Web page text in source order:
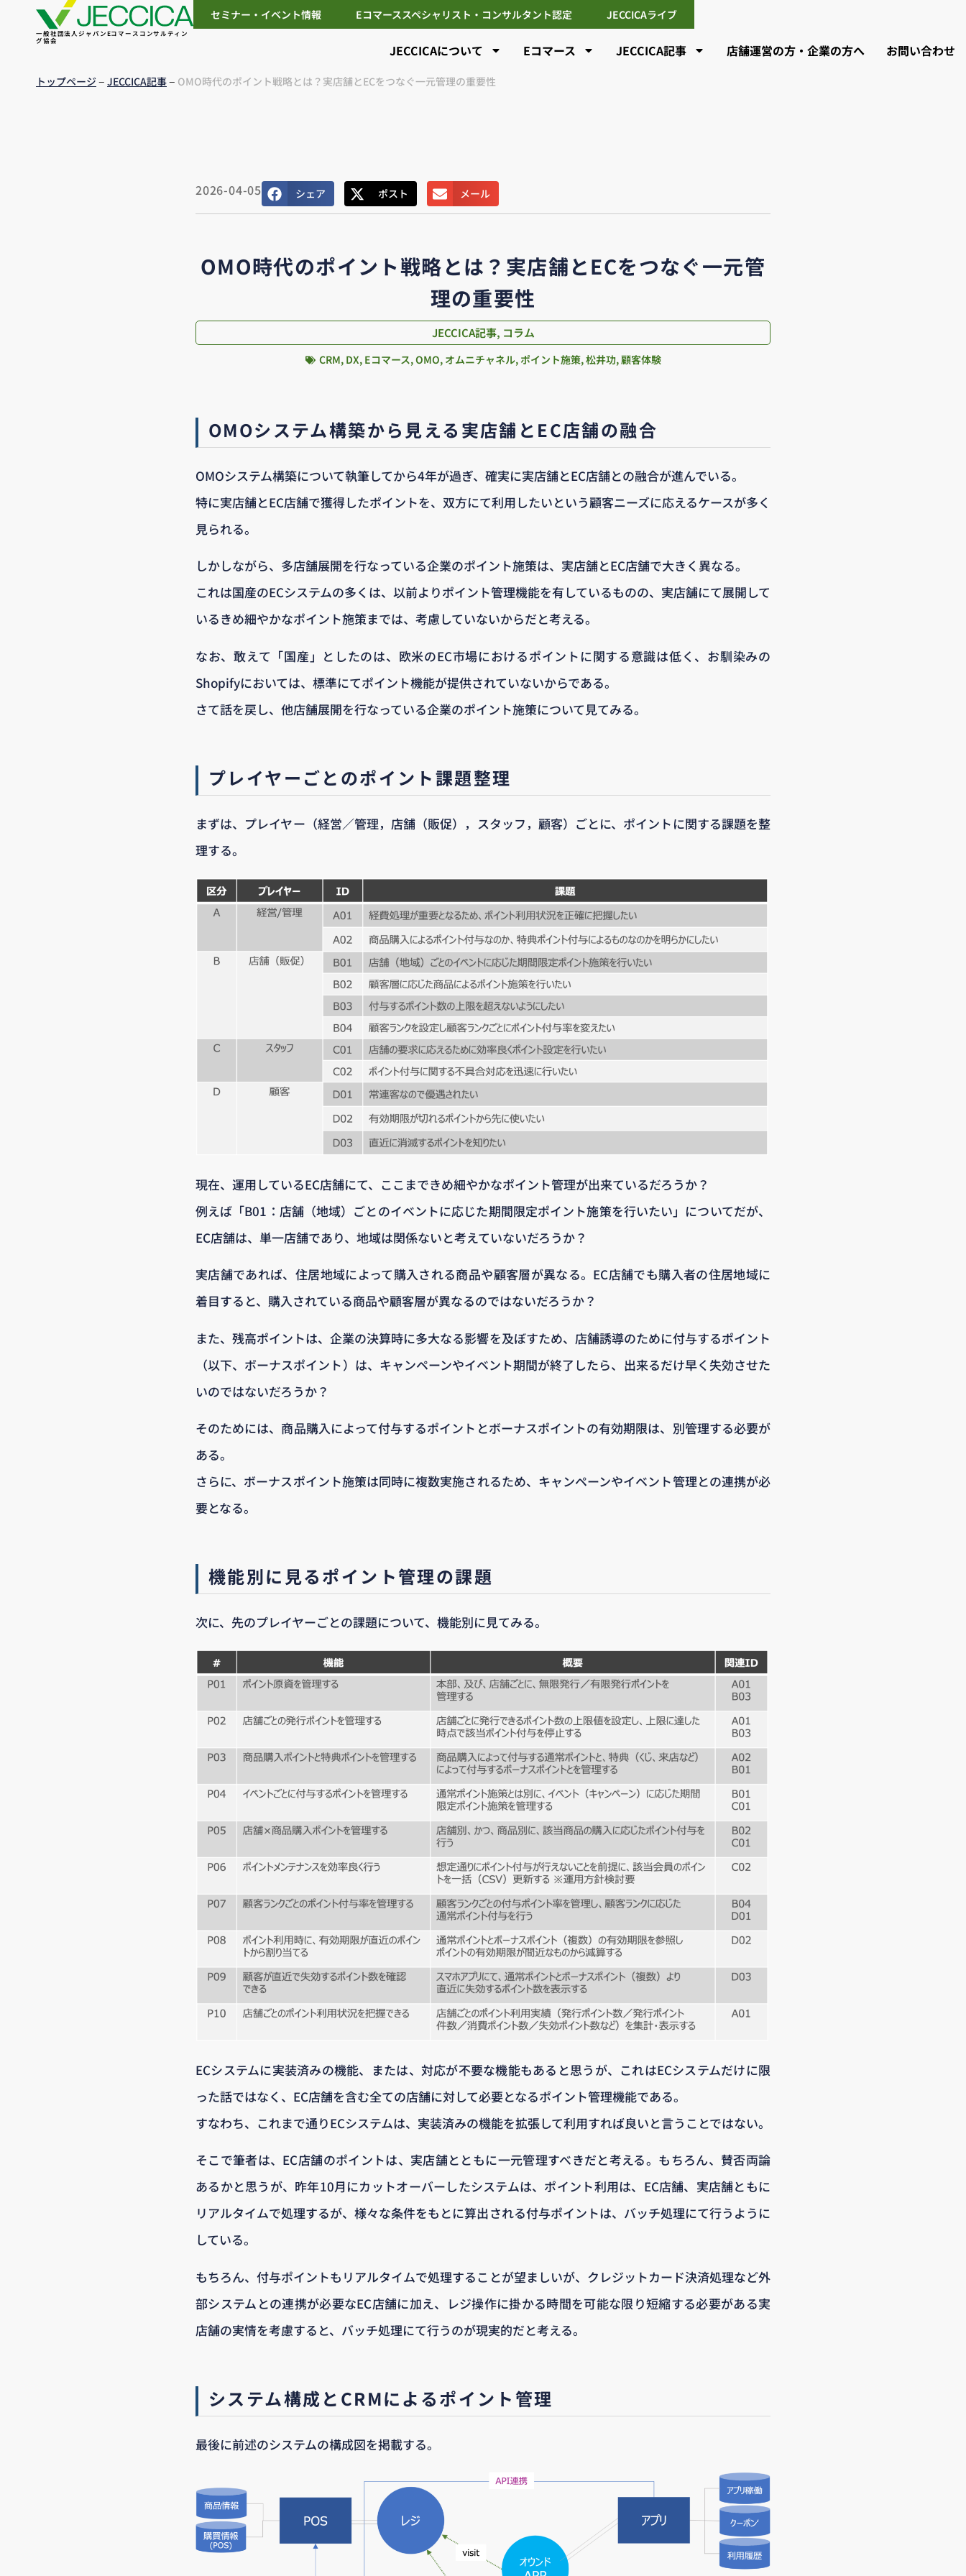
一般社団法人ジャパンEコマースコンサルティン
グ協会
セミナー・イベント情報 Eコマーススペシャリスト・コンサルタント認定 JECCICAライブ
JECCICAについて Eコマース JECCICA記事 店舗運営の方・企業の方へ お問い合わせ
トップページ– JECCICA記事– OMO時代のポイント戦略とは？実店舗とECをつなぐ一元管理の重要性
2026-04-05 シェア ポスト メール
OMO時代のポイント戦略とは？実店舗とECをつなぐ一元管
理の重要性
JECCICA記事, コラム
CRM, DX, Eコマース,OMO, オムニチャネル, ポイント施策,松井功,顧客体験
OMOシステム構築から見える実店舗とEC店舗の融合
OMOシステム構築について執筆してから4年が過ぎ、確実に実店舗とEC店舗との融合が進んでいる。
特に実店舗とEC店舗で獲得したポイントを、双方にて利用したいという顧客ニーズに応えるケースが多く
見られる。
しかしながら、多店舗展開を行なっている企業のポイント施策は、実店舗とEC店舗で大きく異なる。
これは国産のECシステムの多くは、以前よりポイント管理機能を有しているものの、実店舗にて展開して
いるきめ細やかなポイント施策までは、考慮していないからだと考える。
なお、敢えて「国産」としたのは、欧米のEC市場におけるポイントに関する意識は低く、お馴染みの
Shopifyにおいては、標準にてポイント機能が提供されていないからである。
さて話を戻し、他店舗展開を行なっている企業のポイント施策について見てみる。
プレイヤーごとのポイント課題整理
まずは、プレイヤー（経営／管理，店舗（販促），スタッフ，顧客）ごとに、ポイントに関する課題を整
理する。
現在、運用しているEC店舗にて、ここまできめ細やかなポイント管理が出来ているだろうか？
例えば「B01：店舗（地域）ごとのイベントに応じた期間限定ポイント施策を行いたい」についてだが、
EC店舗は、単一店舗であり、地域は関係ないと考えていないだろうか？
実店舗であれば、住居地域によって購入される商品や顧客層が異なる。EC店舗でも購入者の住居地域に
着目すると、購入されている商品や顧客層が異なるのではないだろうか？
また、残高ポイントは、企業の決算時に多大なる影響を及ぼすため、店舗誘導のために付与するポイント
（以下、ボーナスポイント）は、キャンペーンやイベント期間が終了したら、出来るだけ早く失効させた
いのではないだろうか？
そのためには、商品購入によって付与するポイントとボーナスポイントの有効期限は、別管理する必要が
ある。
さらに、ボーナスポイント施策は同時に複数実施されるため、キャンペーンやイベント管理との連携が必
要となる。
機能別に見るポイント管理の課題
次に、先のプレイヤーごとの課題について、機能別に見てみる。
ECシステムに実装済みの機能、または、対応が不要な機能もあると思うが、これはECシステムだけに限
った話ではなく、EC店舗を含む全ての店舗に対して必要となるポイント管理機能である。
すなわち、これまで通りECシステムは、実装済みの機能を拡張して利用すれば良いと言うことではない。
そこで筆者は、EC店舗のポイントは、実店舗とともに一元管理すべきだと考える。もちろん、賛否両論
あるかと思うが、昨年10月にカットオーバーしたシステムは、ポイント利用は、EC店舗、実店舗ともに
リアルタイムで処理するが、様々な条件をもとに算出される付与ポイントは、バッチ処理にて行うように
している。
もちろん、付与ポイントもリアルタイムで処理することが望ましいが、クレジットカード決済処理など外
部システムとの連携が必要なEC店舗に加え、レジ操作に掛かる時間を可能な限り短縮する必要がある実
店舗の実情を考慮すると、バッチ処理にて行うのが現実的だと考える。
システム構成とCRMによるポイント管理
最後に前述のシステムの構成図を掲載する。